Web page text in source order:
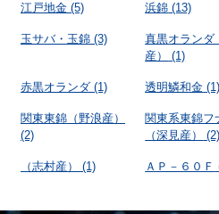
江戸地金 (5) 浜錦 (13)
玉サバ・玉錦 (3)
真黒オランダ
産）
(1)
赤黒オランダ (1) 透明鱗和金 (1)
関東東錦（野浪産）
(2)
関東系東錦フ
（深見産）
(2)
（志村産） (1) ＡＰ－６０Ｆ